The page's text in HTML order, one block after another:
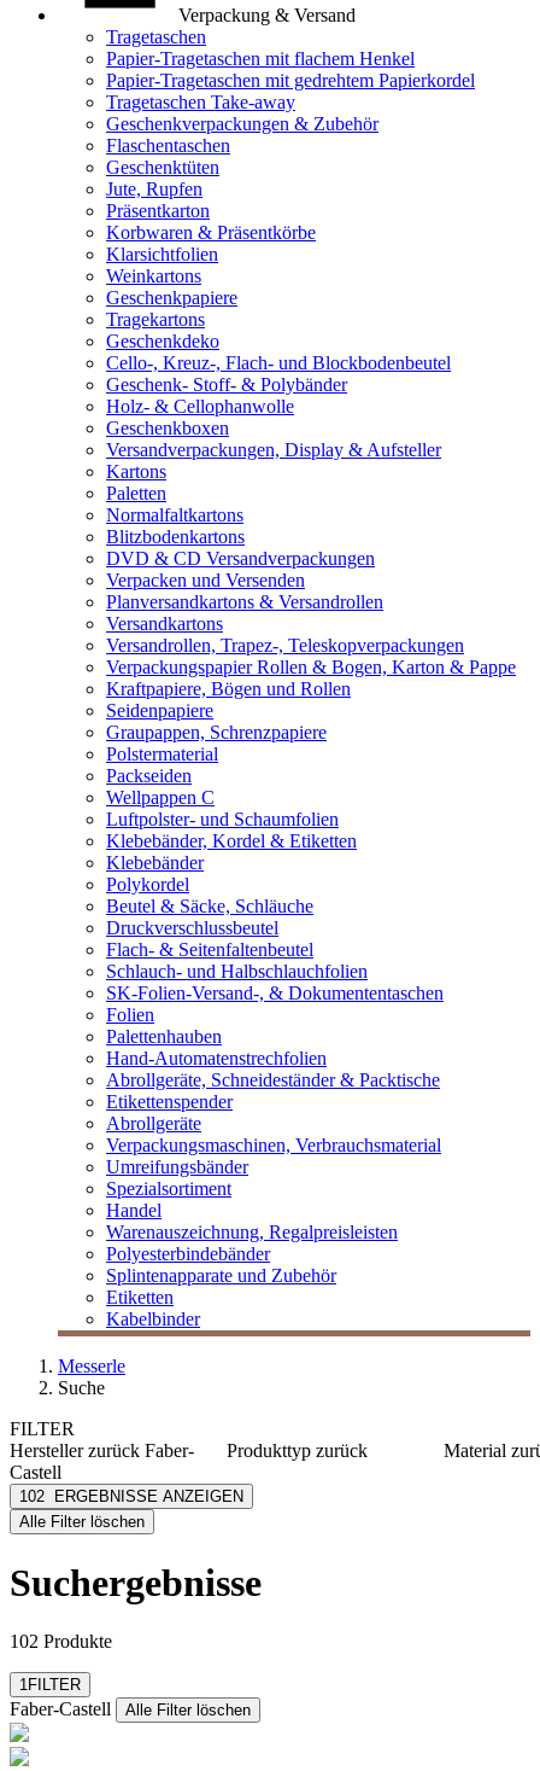
Verpackung & Versand
Tragetaschen
Papier-Tragetaschen mit flachem Henkel
Papier-Tragetaschen mit gedrehtem Papierkordel
Tragetaschen Take-away
Geschenkverpackungen & Zubehör
Flaschentaschen
Geschenktüten
Jute, Rupfen
Präsentkarton
Korbwaren & Präsentkörbe
Klarsichtfolien
Weinkartons
Geschenkpapiere
Tragekartons
Geschenkdeko
Cello-, Kreuz-, Flach- und Blockbodenbeutel
Geschenk- Stoff- & Polybänder
Holz- & Cellophanwolle
Geschenkboxen
Versandverpackungen, Display & Aufsteller
Kartons
Paletten
Normalfaltkartons
Blitzbodenkartons
DVD & CD Versandverpackungen
Verpacken und Versenden
Planversandkartons & Versandrollen
Versandkartons
Versandrollen, Trapez-, Teleskopverpackungen
Verpackungspapier Rollen & Bogen, Karton & Pappe
Kraftpapiere, Bögen und Rollen
Seidenpapiere
Graupappen, Schrenzpapiere
Polstermaterial
Packseiden
Wellpappen C
Luftpolster- und Schaumfolien
Klebebänder, Kordel & Etiketten
Klebebänder
Polykordel
Beutel & Säcke, Schläuche
Druckverschlussbeutel
Flach- & Seitenfaltenbeutel
Schlauch- und Halbschlauchfolien
SK-Folien-Versand-, & Dokumententaschen
Folien
Palettenhauben
Hand-Automatenstrechfolien
Abrollgeräte, Schneideständer & Packtische
Etikettenspender
Abrollgeräte
Verpackungsmaschinen, Verbrauchsmaterial
Umreifungsbänder
Spezialsortiment
Handel
Warenauszeichnung, Regalpreisleisten
Polyesterbindebänder
Splintenapparate und Zubehör
Etiketten
Kabelbinder
Messerle
Suche
FILTER
Herstellerzurück Faber-
Castell
Faber-Castell
[e] one
3M
mehr anzeigen
Produkttyp zurück
Material
102
ERGEBNISSE ANZEIGEN
Alle Filter löschen
Suchergebnisse
102 Produkte
1FILTER
Faber-Castell Alle Filter löschen